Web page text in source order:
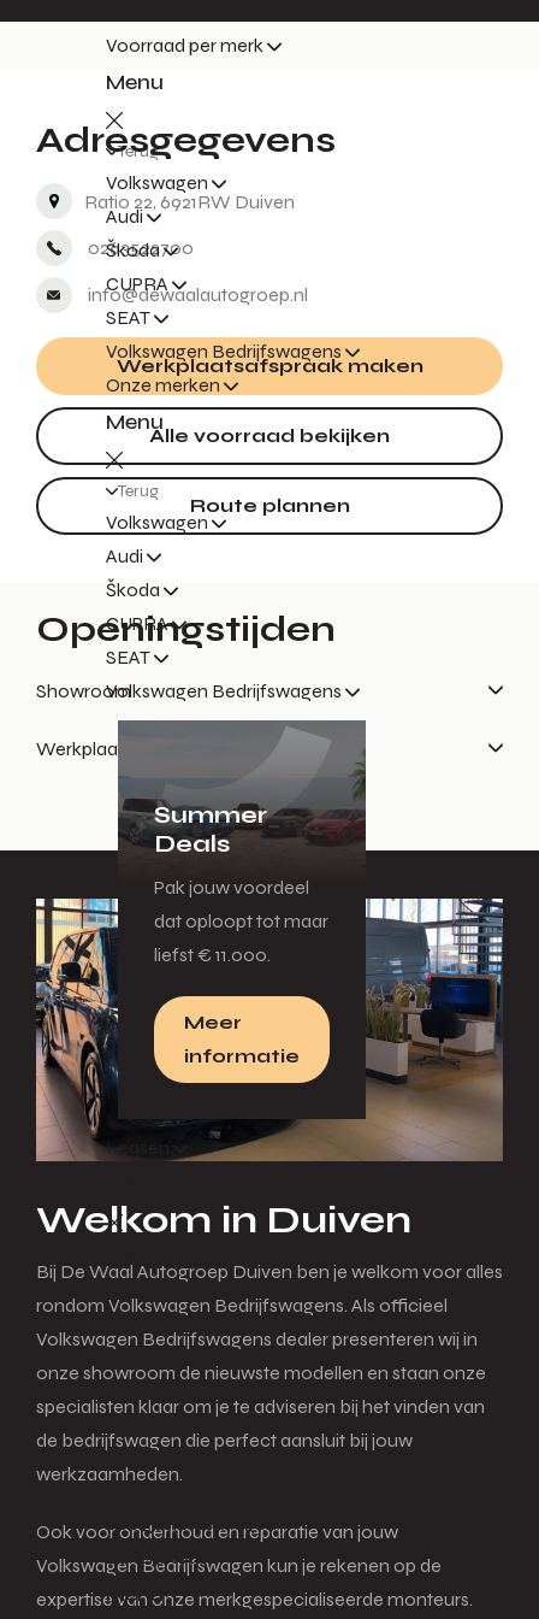
Voorraad per merk
Menu
Terug
Volkswagen
Audi
Škoda
CUPRA
SEAT
Volkswagen Bedrijfswagens
Onze merken
Menu
Terug
Volkswagen
Audi
Škoda
CUPRA
SEAT
Volkswagen Bedrijfswagens
Summer
Deals
Pak jouw voordeel
dat oploopt tot maar
liefst € 11.000.
Meer
informatie
Leasen
Private lease
Actieaanbod
Veelgestelde vragen
Zakelijk lease
Menu
Adresgegevens
Ratio 22, 6921RW Duiven
0263522700
info@dewaalautogroep.nl
Werkplaatsafspraak maken
Alle voorraad bekijken
Route plannen
Openingstijden
Showroom
Werkplaatsreceptie
Welkom in Duiven
Bij De Waal Autogroep Duiven ben je welkom voor alles
rondom Volkswagen Bedrijfswagens. Als officieel
Volkswagen Bedrijfswagens dealer presenteren wij in
onze showroom de nieuwste modellen en staan onze
specialisten klaar om je te adviseren bij het vinden van
de bedrijfswagen die perfect aansluit bij jouw
werkzaamheden.
Ook voor onderhoud en reparatie van jouw
Volkswagen Bedrijfswagen kun je rekenen op de
expertise van onze merkgespecialiseerde monteurs.